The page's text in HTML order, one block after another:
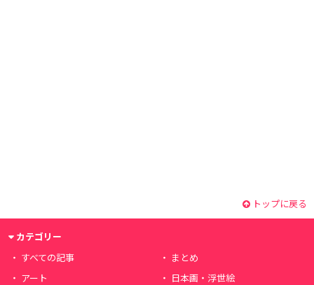
トップに戻る
カテゴリー
すべての記事
まとめ
アート
日本画・浮世絵